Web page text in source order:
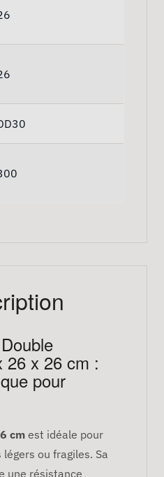
26 x 26 cm :
pour
cm est idéale pour
ou fragiles. Sa
une résistance